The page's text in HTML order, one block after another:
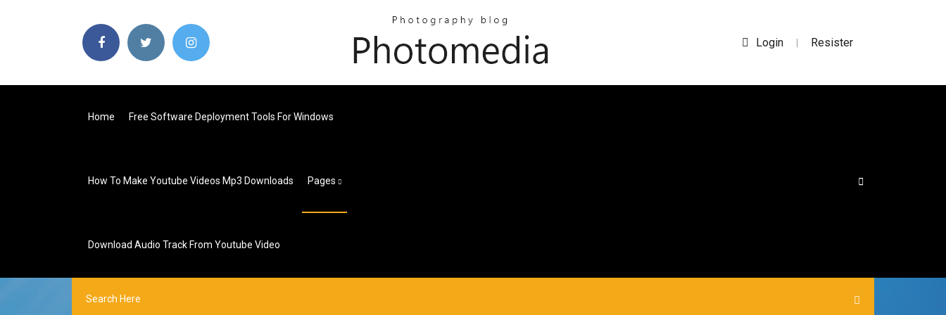
Login | Resister
Home Free Software Deployment Tools For Windows
How To Make Youtube Videos Mp3 Downloads Pages
Download Audio Track From Youtube Video